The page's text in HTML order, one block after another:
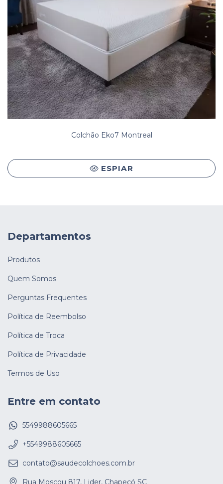
Colchão Eko7 Montreal
ESPIAR
Departamentos
Produtos
Quem Somos
Perguntas Frequentes
Política de Reembolso
Política de Troca
Política de Privacidade
Termos de Uso
Entre em contato
5549988605665
+5549988605665
contato@saudecolchoes.com.br
Rua Moscou 817, Lider, Chapecó SC